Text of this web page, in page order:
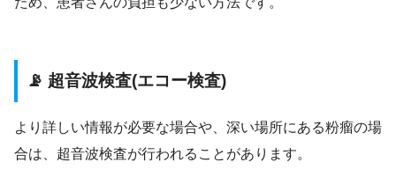
📡 超音波検査(エコー検査)
より詳しい情報が必要な場合や、深い場所にある粉瘤の場
合は、超音波検査が行われることがあります。